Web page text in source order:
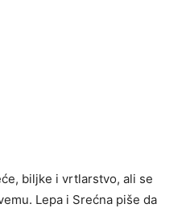
biljke i vrtlarstvo, ali se
Lepa i Srećna piše da